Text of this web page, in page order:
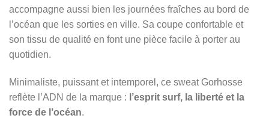
accompagne aussi bien les journées fraîches au bord de
l’océan que les sorties en ville. Sa coupe confortable et
son tissu de qualité en font une pièce facile à porter au
quotidien.
Minimaliste, puissant et intemporel, ce sweat Gorhosse
reflète l’ADN de la marque : l’esprit surf, la liberté et la
force de l’océan.